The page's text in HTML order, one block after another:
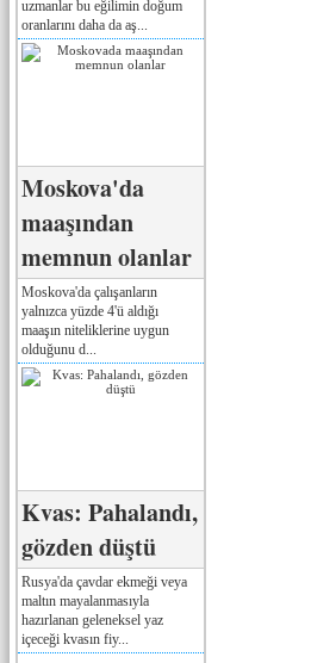
uzmanlar bu eğilimin doğum
oranlarını daha da aş...
Moskova'da
maaşından
memnun olanlar
Moskova'da çalışanların
yalnızca yüzde 4'ü aldığı
maaşın niteliklerine uygun
olduğunu d...
Kvas: Pahalandı,
gözden düştü
Rusya'da çavdar ekmeği veya
maltın mayalanmasıyla
hazırlanan geleneksel yaz
içeceği kvasın fiy...